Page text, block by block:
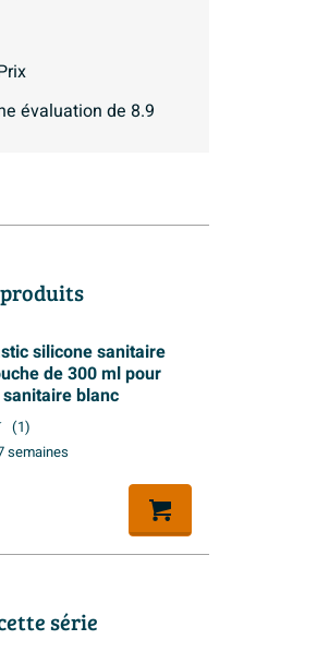
évaluation de 8.9
silicone sanitaire
de 300 ml pour
blanc
(1)
semaines
série